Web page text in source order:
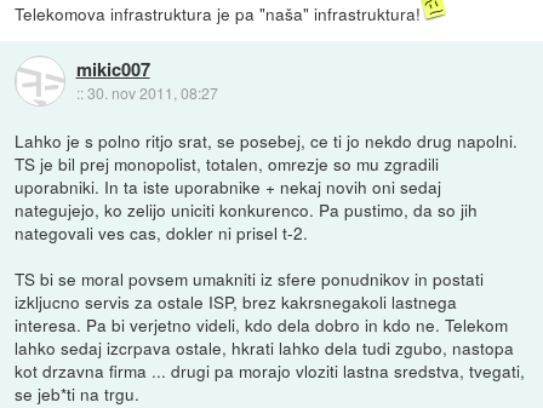
Telekomova infrastruktura je pa "naša" infrastruktura!
mikic007
::30. nov 2011, 08:27
Lahko je s polno ritjo srat, se posebej, ce ti jo nekdo drug napolni.
TS je bil prej monopolist, totalen, omrezje so mu zgradili
uporabniki. In ta iste uporabnike + nekaj novih oni sedaj
nategujejo, ko zelijo uniciti konkurenco. Pa pustimo, da so jih
nategovali ves cas, dokler ni prisel t-2.
TS bi se moral povsem umakniti iz sfere ponudnikov in postati
izkljucno servis za ostale ISP, brez kakrsnegakoli lastnega
interesa. Pa bi verjetno videli, kdo dela dobro in kdo ne. Telekom
lahko sedaj izcrpava ostale, hkrati lahko dela tudi zgubo, nastopa
kot drzavna firma ... drugi pa morajo vloziti lastna sredstva, tvegati,
se jeb*ti na trgu.